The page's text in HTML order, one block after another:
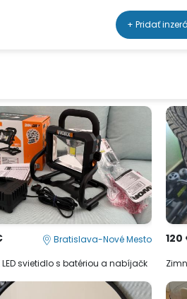
+ Pridať
Bratislava-Nové Mesto
LED svietidlo s batériou a nabíjačk
120